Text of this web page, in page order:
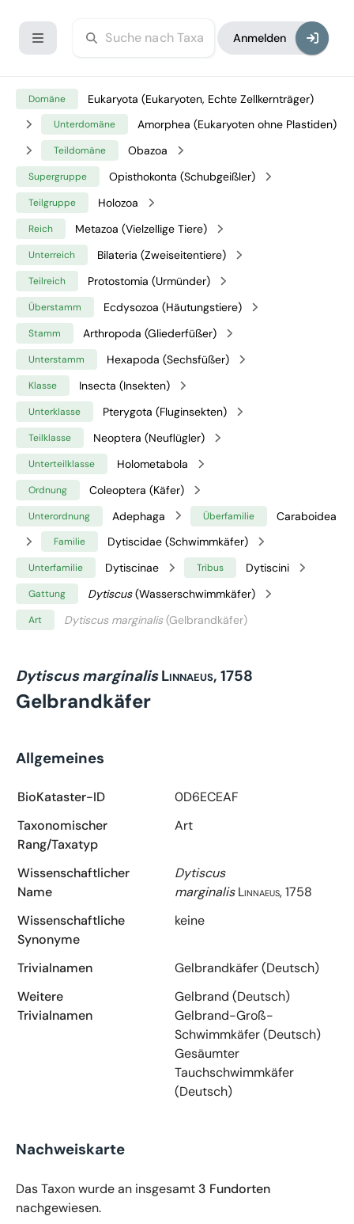
Anmelden
Domäne Eukaryota (Eukaryoten, Echte Zellkernträger)
Unterdomäne Amorphea (Eukaryoten ohne Plastiden)
Teildomäne Obazoa
Supergruppe Opisthokonta (Schubgeißler)
Teilgruppe Holozoa
Reich Metazoa (Vielzellige Tiere)
Unterreich Bilateria (Zweiseitentiere)
Teilreich Protostomia (Urmünder)
Überstamm Ecdysozoa (Häutungstiere)
Stamm Arthropoda (Gliederfüßer)
Unterstamm Hexapoda (Sechsfüßer)
Klasse Insecta (Insekten)
Unterklasse Pterygota (Fluginsekten)
Teilklasse Neoptera (Neuflügler)
Unterteilklasse Holometabola
Ordnung Coleoptera (Käfer)
Unterordnung Adephaga Überfamilie Caraboidea
Familie Dytiscidae (Schwimmkäfer)
Unterfamilie Dytiscinae Tribus Dytiscini
Gattung Dytiscus(Wasserschwimmkäfer)
Art Dytiscus marginalis(Gelbrandkäfer)
Dytiscus marginalis Linnaeus, 1758
Gelbrandkäfer
Allgemeines
BioKataster-ID
0D6ECEAF
Taxonomischer
Rang/Taxatyp
Art
Wissenschaftlicher
Name
Dytiscus
marginalis Linnaeus, 1758
Wissenschaftliche
Synonyme
keine
Trivialnamen
Gelbrandkäfer (Deutsch)
Weitere
Trivialnamen
Gelbrand (Deutsch)
Gelbrand-Groß-
Schwimmkäfer (Deutsch)
Gesäumter
Tauchschwimmkäfer
(Deutsch)
Nachweiskarte
Das Taxon wurde an insgesamt 3 Fundorten
nachgewiesen.